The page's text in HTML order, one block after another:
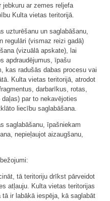
ar zemes reljefa
Kulta vietas teritorijā.
uzturēšanu un saglabāšanu,
regulāri (vismaz reizi gadā)
(vizuālā apskate), lai
apdraudējumus, īpašu
kas radušās dabas procesu vai
Kulta vietas teritorijā, atrodot
darbarīkus, rotas,
par to nekavējoties
liecību saglabāšana.
saglabāšanu, īpašniekam
nepieļaujot aizaugšanu,
tā teritoriju drīkst pārveidot
atļauju. Kulta vietas teritorijas
ir labākā iespēja, kā saglabāt